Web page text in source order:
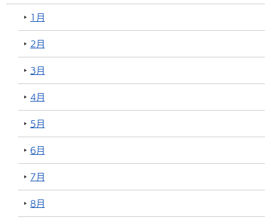
1月
2月
3月
4月
5月
6月
7月
8月